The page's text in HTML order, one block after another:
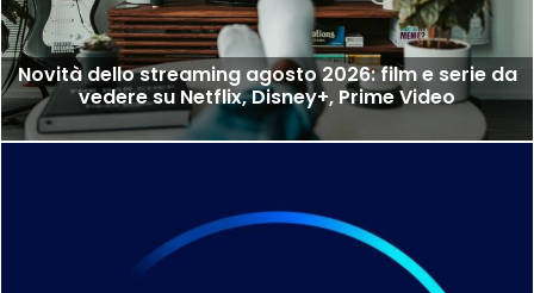
Novità dello streaming agosto 2026: film e serie da
vedere su Netflix, Disney+, Prime Video